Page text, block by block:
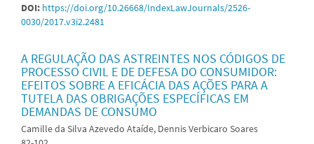
DOI: https://doi.org/10.26668/IndexLawJournals/2526-
0030/2017.v3i2.2481
A REGULAÇÃO DAS ASTREINTES NOS CÓDIGOS DE
PROCESSO CIVIL E DE DEFESA DO CONSUMIDOR:
EFEITOS SOBRE A EFICÁCIA DAS AÇÕES PARA A
TUTELA DAS OBRIGAÇÕES ESPECÍFICAS EM
DEMANDAS DE CONSUMO
Camille da Silva Azevedo Ataíde, Dennis Verbicaro Soares